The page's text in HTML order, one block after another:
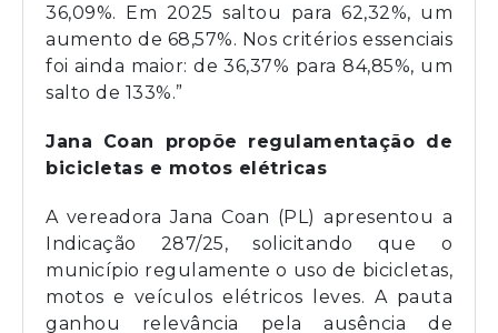
36,09%. Em 2025 saltou para 62,32%, um
aumento de 68,57%. Nos critérios essenciais
foi ainda maior: de 36,37% para 84,85%, um
salto de 133%.”
Jana Coan propõe regulamentação de
bicicletas e motos elétricas
A vereadora Jana Coan (PL) apresentou a
Indicação 287/25, solicitando que o
município regulamente o uso de bicicletas,
motos e veículos elétricos leves. A pauta
ganhou relevância pela ausência de